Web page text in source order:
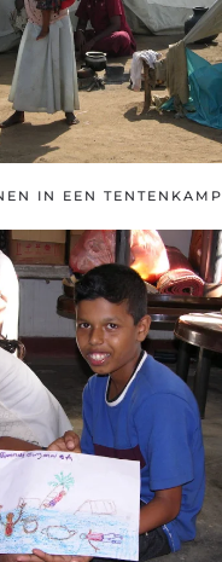
IN EEN TENTENKAMP